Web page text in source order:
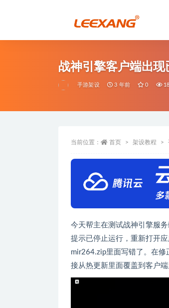
战神引擎客户端出现
手游架设 3 年前 0 18
当前位置： 首页 架设教程
今天帮主在测试战神引擎服
提示已停止运行，重新打开
mir264.zip里面写错了。在
接从热更新里面覆盖到客户